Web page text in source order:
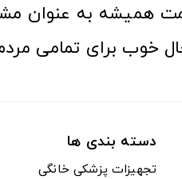
همیشه به عنوان
خوب برای تمامی
دسته بندی ها
تجهیزات پزشکی خانگی